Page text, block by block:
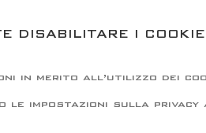
DISABILITARE I
in merito all’utilizzo dei
le impostazioni sulla